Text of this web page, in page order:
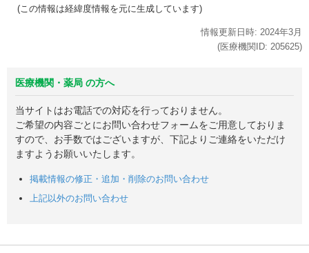
(この情報は経緯度情報を元に生成しています)
情報更新日時: 2024年3月
(医療機関ID: 205625)
医療機関・薬局 の方へ
当サイトはお電話での対応を行っておりません。
ご希望の内容ごとにお問い合わせフォームをご用意しておりま
すので、お手数ではございますが、下記よりご連絡をいただけ
ますようお願いいたします。
掲載情報の修正・追加・削除のお問い合わせ
上記以外のお問い合わせ